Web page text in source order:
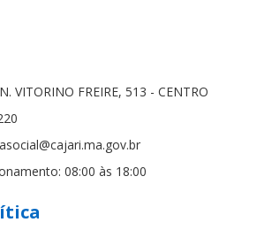
VITORINO FREIRE, 513 - CENTRO
08:00 às 18:00